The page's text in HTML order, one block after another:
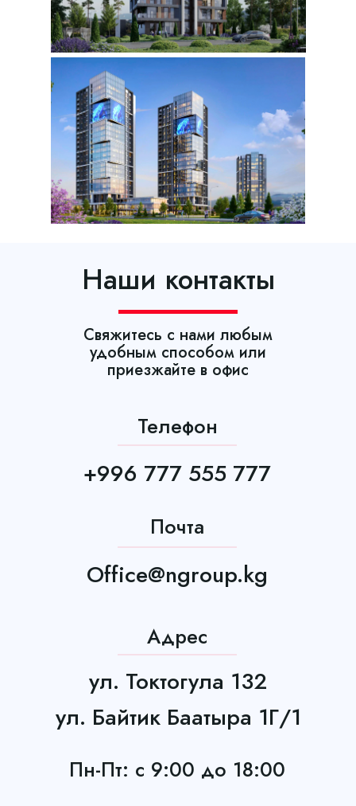
Наши контакты
Свяжитесь с нами любым
удобным способом или
приезжайте в офис
Телефон
Почта
Адрес
+996 777 555 777
Office@ngroup.kg
ул. Токтогула 132
ул. Байтик Баатыра 1Г/1
Пн-Пт: с 9:00 до 18:00